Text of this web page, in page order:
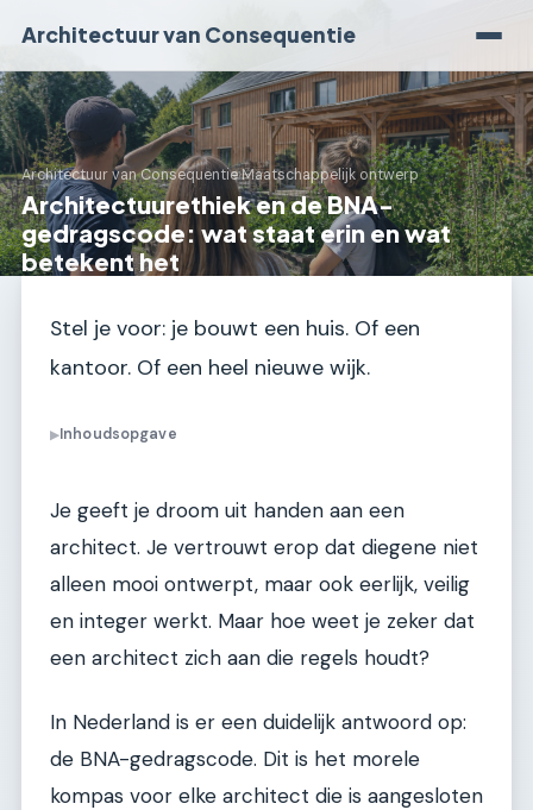
Architectuur van Consequentie
Architectuur van Consequentie›Maatschappelijk ontwerp
Architectuurethiek en de BNA-
gedragscode: wat staat erin en wat
betekent het
Stel je voor: je bouwt een huis. Of een
kantoor. Of een heel nieuwe wijk.
▶Inhoudsopgave
Je geeft je droom uit handen aan een
architect. Je vertrouwt erop dat diegene niet
alleen mooi ontwerpt, maar ook eerlijk, veilig
en integer werkt. Maar hoe weet je zeker dat
een architect zich aan die regels houdt?
In Nederland is er een duidelijk antwoord op:
de BNA-gedragscode. Dit is het morele
kompas voor elke architect die is aangesloten